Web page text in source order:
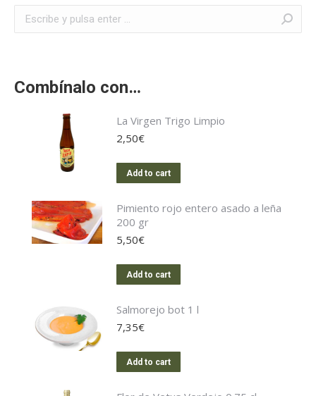
Buscar:
Combínalo con…
La Virgen Trigo Limpio
2,50€
Add to cart
Pimiento rojo entero asado a leña
200 gr
5,50€
Add to cart
Salmorejo bot 1 l
7,35€
Add to cart